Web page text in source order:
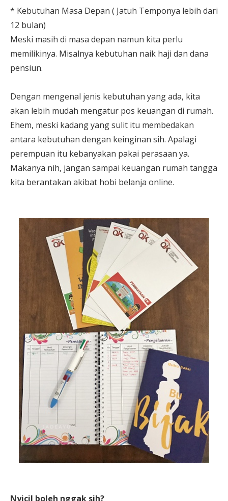
* Kebutuhan Masa Depan ( Jatuh Temponya lebih dari
12 bulan)
Meski masih di masa depan namun kita perlu
memilikinya. Misalnya kebutuhan naik haji dan dana
pensiun.
Dengan mengenal jenis kebutuhan yang ada, kita
akan lebih mudah mengatur pos keuangan di rumah.
Ehem, meski kadang yang sulit itu membedakan
antara kebutuhan dengan keinginan sih. Apalagi
perempuan itu kebanyakan pakai perasaan ya.
Makanya nih, jangan sampai keuangan rumah tangga
kita berantakan akibat hobi belanja online.
Nyicil boleh nggak sih?